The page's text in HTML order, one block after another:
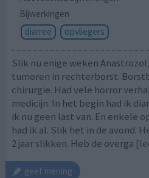
Bijwerkingen
diarree
opvliegers
Slik nu enige weken
tumoren in rechterborst.
chirurgie. Had vele horror
medicijn. In het begin had ik
ik nu geen last van. En enkele
had ik al. Slik het in de avond.
2 jaar slikken. Heb de overga
geef mening